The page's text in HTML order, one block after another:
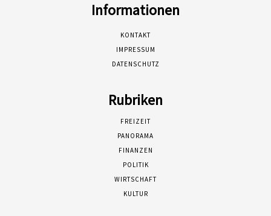
Informationen
KONTAKT
IMPRESSUM
DATENSCHUTZ
Rubriken
FREIZEIT
PANORAMA
FINANZEN
POLITIK
WIRTSCHAFT
KULTUR